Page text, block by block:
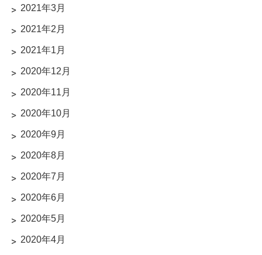
2021年3月
2021年2月
2021年1月
2020年12月
2020年11月
2020年10月
2020年9月
2020年8月
2020年7月
2020年6月
2020年5月
2020年4月